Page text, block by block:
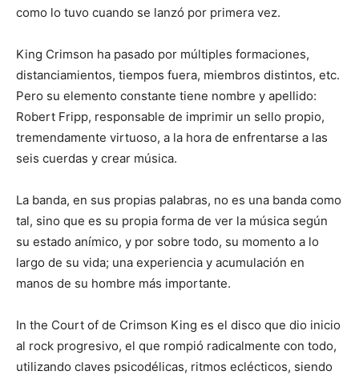
como lo tuvo cuando se lanzó por primera vez.
King Crimson ha pasado por múltiples formaciones,
distanciamientos, tiempos fuera, miembros distintos, etc.
Pero su elemento constante tiene nombre y apellido:
Robert Fripp, responsable de imprimir un sello propio,
tremendamente virtuoso, a la hora de enfrentarse a las
seis cuerdas y crear música.
La banda, en sus propias palabras, no es una banda como
tal, sino que es su propia forma de ver la música según
su estado anímico, y por sobre todo, su momento a lo
largo de su vida; una experiencia y acumulación en
manos de su hombre más importante.
In the Court of de Crimson King es el disco que dio inicio
al rock progresivo, el que rompió radicalmente con todo,
utilizando claves psicodélicas, ritmos eclécticos, siendo